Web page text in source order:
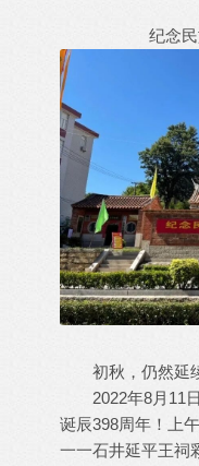
纪念
初秋，仍然延
2022年8月11
诞辰398周年！上
一一石井延平王祠